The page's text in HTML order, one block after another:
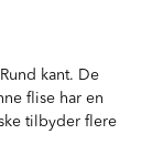
kant. De
flise har en
tilbyder flere